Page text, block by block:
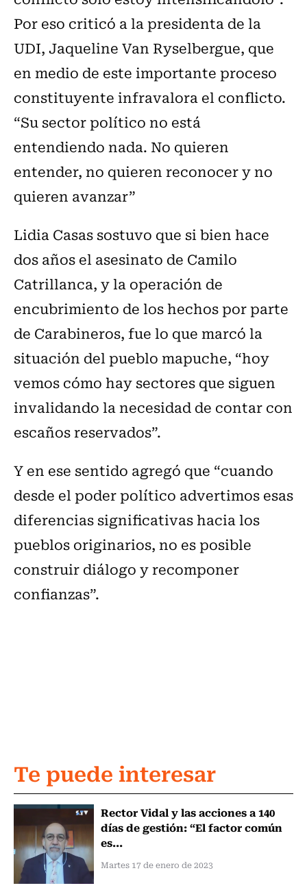
Por eso criticó a la presidenta de la
UDI, Jaqueline Van Ryselbergue, que
en medio de este importante proceso
constituyente infravalora el conflicto.
“Su sector político no está
entendiendo nada. No quieren
entender, no quieren reconocer y no
quieren avanzar”
Lidia Casas sostuvo que si bien hace
dos años el asesinato de Camilo
Catrillanca, y la operación de
encubrimiento de los hechos por parte
de Carabineros, fue lo que marcó la
situación del pueblo mapuche, “hoy
vemos cómo hay sectores que siguen
invalidando la necesidad de contar con
escaños reservados”.
Y en ese sentido agregó que “cuando
desde el poder político advertimos esas
diferencias significativas hacia los
pueblos originarios, no es posible
construir diálogo y recomponer
confianzas”.
Te puede interesar
Rector Vidal y las acciones a 140
días de gestión: “El factor común
es...
Martes 17 de enero de 2023